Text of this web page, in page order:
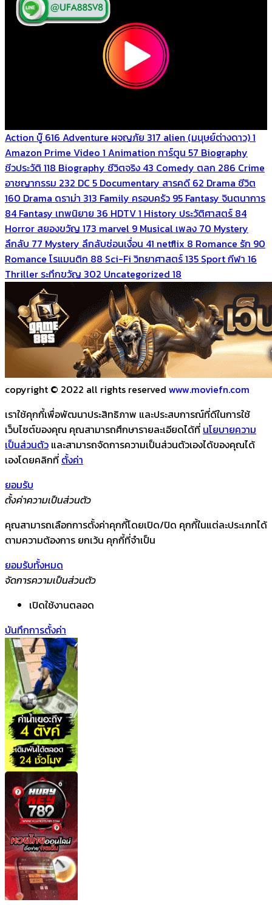
Action บู๊ 616 Adventure ผจญภัย 317 alien (มนุษย์ต่างดาว)1
Amazon Prime Video 1 Animation การ์ตูน 57 Biography
ชีวประวัติ 118 Biography ชีวิตจริง 43 Comedy ตลก 286 Crime
อาชญากรรม 232 DC 5 Documentary สารคดี 62 Drama ชีวิต
160 Drama ดราม่า 313 Family ครอบครัว 95 Fantasy จินตนาการ
84 Fantasy เทพนิยาย 36 HDTV1 History ประวัติศาสตร์ 84
Horror สยองขวัญ 173 marvel 9 Musical เพลง 70 Mystery
ลึกลับ 77 Mystery ลึกลับซ่อนเงื่อน 41 netflix 8 Romance รัก 90
Romance โรแมนติก 88 Sci-Fi วิทยาศาสตร์135 Sport กีฬา 16
Thriller ระทึกขวัญ 302 Uncategorized 18
copyright © 2022 all rights reserved www.moviefn.com
เราใช้คุกกี้เพื่อพัฒนาประสิทธิภาพ และประสบการณ์ที่ดีในการใช้
เว็บไซต์ของคุณ คุณสามารถศึกษารายละเอียดได้ที่ นโยบายความ
เป็นส่วนตัว และสามารถจัดการความเป็นส่วนตัวเองได้ของคุณได้
เองโดยคลิกที่ ตั้งค่า
ยอมรับ
ตั้งค่าความเป็นส่วนตัว
คุณสามารถเลือกการตั้งค่าคุกกี้โดยเปิด/ปิด คุกกี้ในแต่ละประเภทได้
ตามความต้องการ ยกเว้น คุกกี้ที่จำเป็น
ยอมรับทั้งหมด
จัดการความเป็นส่วนตัว
เปิดใช้งานตลอด
บันทึกการตั้งค่า